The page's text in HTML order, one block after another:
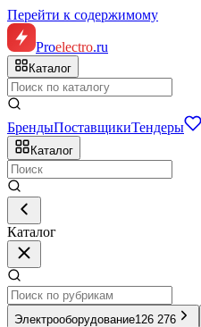
Перейти к содержимому
Proelectro.ru
Каталог
БрендыПоставщикиТендеры
Каталог
Каталог
Электрооборудование126 276